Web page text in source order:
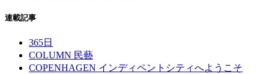
連載記事
365日
COLUMN 民藝
COPENHAGEN インディペントシティへようこそ